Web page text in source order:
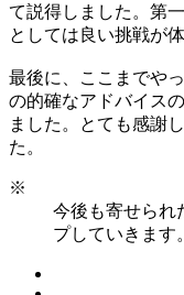
て説得しました。第
としては良い挑戦が
最後に、ここまでや
の的確なアドバイス
ました。とても感謝
た。
※
今後も寄せられ
プしていきます。